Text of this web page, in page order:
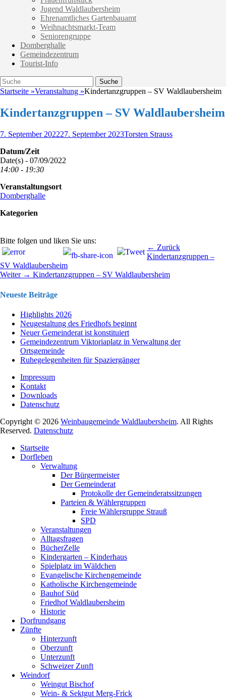
Jugend Waldlaubersheim
Ehrenamtliches Gartenbauamt
Weihnachtsmarkt-Team
Seniorengruppe
Domberghalle
Gemeindezentrum
Tourist-Info
Suche
Suche
nach:
Startseite »Veranstaltung »Kindertanzgruppen – SV Waldlaubersheim
Kindertanzgruppen – SV Waldlaubersheim
Veröffentlicht
7. September 202227. September 2023Autor
Torsten Strauss
Datum/Zeit
Date(s) - 07/09/2022
14:00 - 19:30
Veranstaltungsort
Domberghalle
Kategorien
Bitte folgen und liken Sie uns:
Beitragsnavigation ← Zurück
Beitrag:
Kindertanzgruppen –
SV Waldlaubersheim
Weiter → Nächster
Kindertanzgruppen – SV Waldlaubersheim
Neueste Beiträge
Highlights 2026
Neugestaltung des Friedhofs beginnt
Neuer Gemeinderat ist konstituiert
Gemeindezentrum Viktoriaplatz in Verwaltung der
Ortsgemeinde
Ruhegelegenheiten für Spaziergänger
Impressum
Kontakt
Downloads
Datenschutz
Copyright © 2026 Weinbaugemeinde Waldlaubersheim. All Rights
Reserved. Datenschutz
oben
scrollen
Startseite
Dorfleben
Verwaltung
Der Bürgermeister
Der Gemeinderat
Protokolle der Gemeinderatssitzungen
Parteien & Wählergruppen
Freie Wählergruppe Strauß
SPD
Veranstaltungen
Alltagsfragen
BücherZelle
Kindergarten – Kinderhaus
Spielplatz im Wäldchen
Evangelische Kirchengemeinde
Katholische Kirchengemeinde
Bauhof Süd
Friedhof Waldlaubersheim
Historie
Dorfrundgang
Zünfte
Hinterzunft
Oberzunft
Unterzunft
Schweizer Zunft
Weindorf
Weingut Bischof
Wein- & Sektgut Merg-Frick